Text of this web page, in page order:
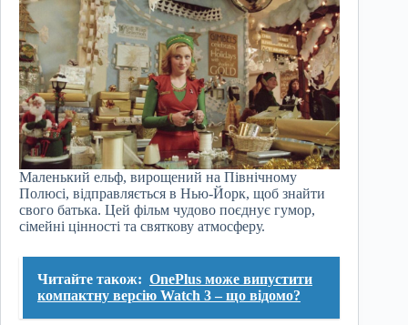
Маленький ельф, вирощений на Північному
Полюсі, відправляється в Нью-Йорк, щоб знайти
свого батька. Цей фільм чудово поєднує гумор,
сімейні цінності та святкову атмосферу.
Читайте також: OnePlus може випустити
компактну версію Watch 3 – що відомо?